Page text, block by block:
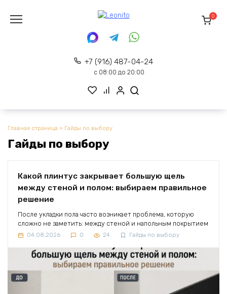
содержанию
+7 (916) 487-04-24
с 08:00 до 20:00
0
Главная страница » Гайды по выбору
Гайды по выбору
Какой плинтус закрывает большую щель
между стеной и полом: выбираем правильное
решение
После укладки пола часто возникает проблема, которую
сложно не заметить: между стеной и напольным покрытием
04.08.2026 0 24 Гайды по выбору